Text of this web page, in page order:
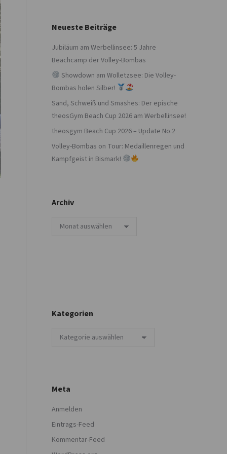
Neueste Beiträge
Jubiläum am Werbellinsee: 5 Jahre
Beachcamp der Volley-Bombas
Showdown am Wolletzsee: Die Volley-
Bombas holen Silber!
Sand, Schweiß und Smashes: Der epische
theosGym Beach Cup 2026 am Werbellinsee!
theosgym Beach Cup 2026 – Update No.2
Volley-Bombas on Tour: Medaillenregen und
Kampfgeist in Bismark!
Archiv
Archiv
Kategorien
Kategorien
Meta
Anmelden
Eintrags-Feed
Kommentar-Feed